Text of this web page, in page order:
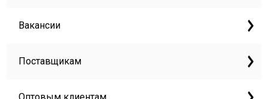
Вакансии
Поставщикам